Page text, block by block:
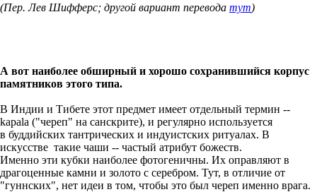
(Пер. Лев Шифферс; другой вариант перевода тут)
А вот наиболее обширный и хорошо сохранившийся корпус
памятников этого типа.
В Индии и Тибете этот предмет имеет отдельный термин --
kapala ("череп" на санскрите), и регулярно используется
в буддийских тантрических и индуистских ритуалах. В
искусстве такие чаши -- частый атрибут божеств.
Именно эти кубки наиболее фотогеничны. Их оправляют в
драгоценные камни и золото с серебром. Тут, в отличие от
"гуннских", нет идеи в том, чтобы это был череп именно врага.